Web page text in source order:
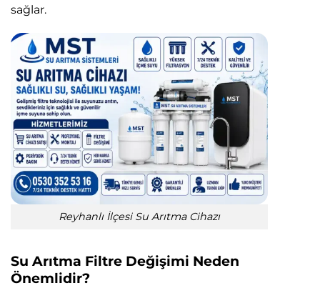
sağlar.
Reyhanlı İlçesi Su Arıtma Cihazı
Su Arıtma Filtre Değişimi Neden
Önemlidir?